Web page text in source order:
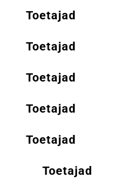
Toetajad
Toetajad
Toetajad
Toetajad
Toetajad
Toetajad